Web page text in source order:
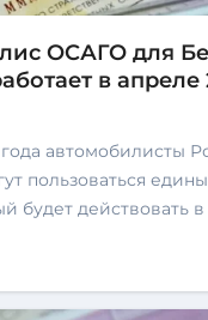
и
в апреле
пользоваться
будет действовать